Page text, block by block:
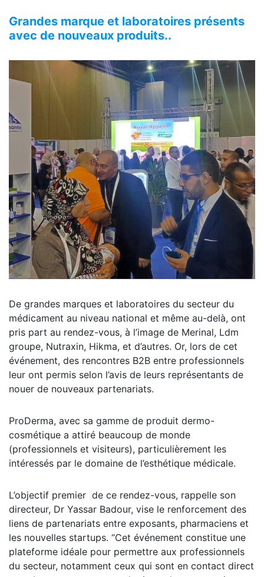
Grandes marque et laboratoires présents
avec de nouveaux produits..
De grandes marques et laboratoires du secteur du
médicament au niveau national et même au-delà, ont
pris part au rendez-vous, à l’image de Merinal, Ldm
groupe, Nutraxin, Hikma, et d’autres. Or, lors de cet
événement, des rencontres B2B entre professionnels
leur ont permis selon l’avis de leurs représentants de
nouer de nouveaux partenariats.
ProDerma, avec sa gamme de produit dermo-
cosmétique a attiré beaucoup de monde
(professionnels et visiteurs), particulièrement les
intéressés par le domaine de l’esthétique médicale.
L’objectif premier de ce rendez-vous, rappelle son
directeur, Dr Yassar Badour, vise le renforcement des
liens de partenariats entre exposants, pharmaciens et
les nouvelles startups. “Cet événement constitue une
plateforme idéale pour permettre aux professionnels
du secteur, notamment ceux qui sont en contact direct